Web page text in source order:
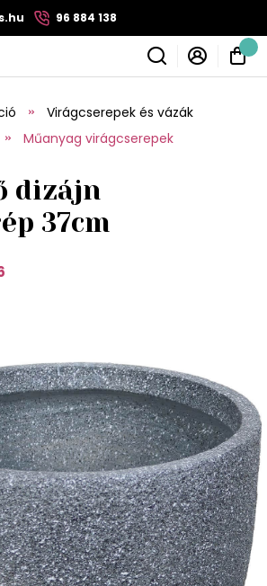
96 884 138
Virágcserepek és vázák
Műanyag virágcserepek
dizájn
37cm